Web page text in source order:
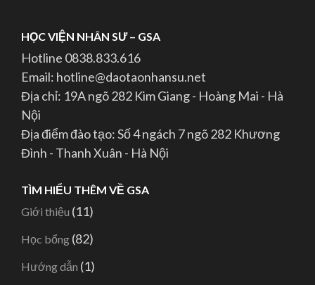
HỌC VIỆN NHÂN SƯ – GSA
Hotline 0838.833.616
Email: hotline@daotaonhansu.net
Địa chỉ: 19A ngõ 282 Kim Giang - Hoàng Mai - Hà
Nội
Địa điểm đào tạo: Số 4 ngách 7 ngõ 282 Khương
Đình - Thanh Xuân - Hà Nội
TÌM HIỂU THÊM VỀ GSA
Giới thiệu (11)
Học bổng (82)
Hướng dẫn (1)